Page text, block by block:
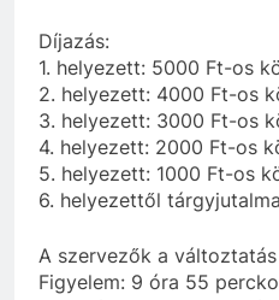
Díjazás:
1. helyezett: 5000 Ft-os
2. helyezett: 4000 Ft-os
3. helyezett: 3000 Ft-os
4. helyezett: 2000 Ft-os
5. helyezett: 1000 Ft-os
6. helyezettől
A szervezők a
Figyelem: 9 óra 55